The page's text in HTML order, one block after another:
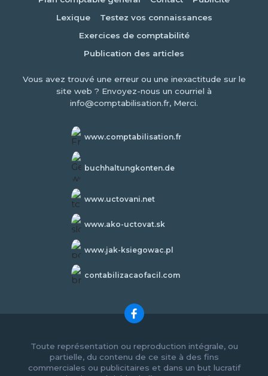
Lexique
Testez vos connaissances
Exercices de comptabilité
Publication des articles
Vous avez trouvé une erreur ou une inexactitude sur le
site web ? Envoyez-nous un courriel à
info@comptabilisation.fr, Merci.
www.comptabilisation.fr
buchhaltungkonten.de
www.uctovani.net
www.ako-uctovat.sk
www.jak-ksiegowac.pl
contabilizacaofacil.com
Toute représentation ou reproduction intégrale, ou
partielle, du contenu de ce site à des fins
commerciales ou publicitaires et dans un but lucratif